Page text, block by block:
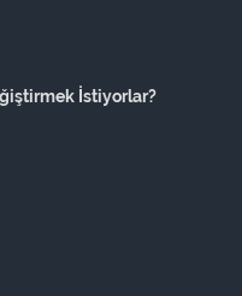
İstiyorlar?